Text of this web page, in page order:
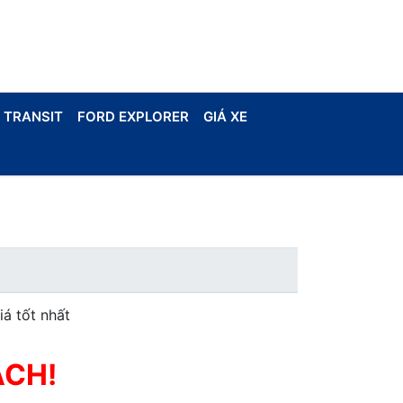
TRANSIT FORD EXPLORER GIÁ XE
tốt nhất